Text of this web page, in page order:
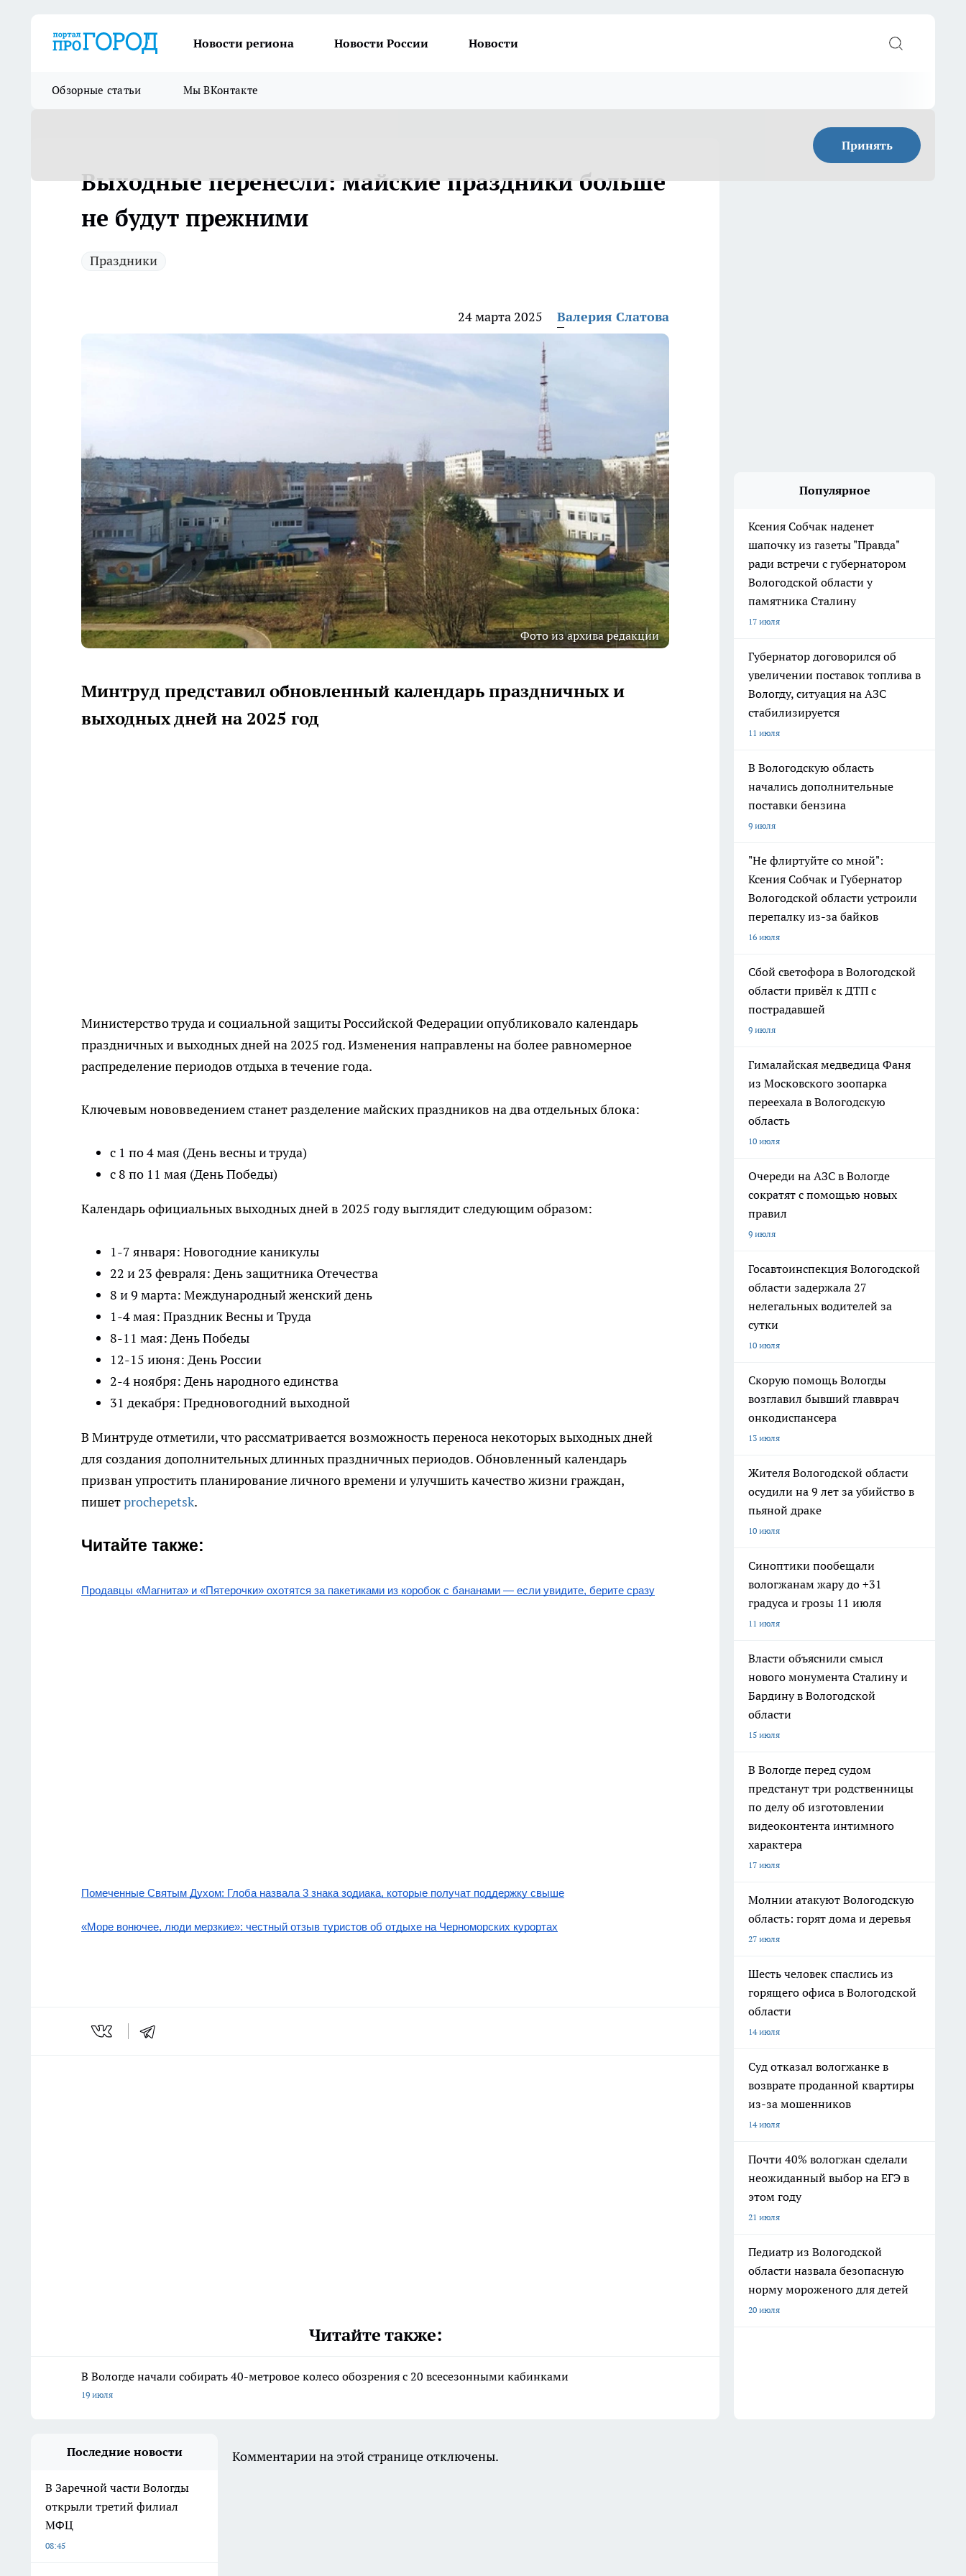
Новости региона Новости России Новости
Обзорные статьи Мы ВКонтакте
Принять
Выходные перенесли: майские праздники больше
не будут прежними
Праздники
24 марта 2025 Валерия Слатова
Фото из архива редакции
Минтруд представил обновленный календарь праздничных и
выходных дней на 2025 год
Министерство труда и социальной защиты Российской Федерации опубликовало календарь
праздничных и выходных дней на 2025 год. Изменения направлены на более равномерное
распределение периодов отдыха в течение года.
Ключевым нововведением станет разделение майских праздников на два отдельных блока:
с 1 по 4 мая (День весны и труда)
с 8 по 11 мая (День Победы)
Календарь официальных выходных дней в 2025 году выглядит следующим образом:
1-7 января: Новогодние каникулы
22 и 23 февраля: День защитника Отечества
8 и 9 марта: Международный женский день
1-4 мая: Праздник Весны и Труда
8-11 мая: День Победы
12-15 июня: День России
2-4 ноября: День народного единства
31 декабря: Предновогодний выходной
В Минтруде отметили, что рассматривается возможность переноса некоторых выходных дней
для создания дополнительных длинных праздничных периодов. Обновленный календарь
призван упростить планирование личного времени и улучшить качество жизни граждан,
пишетprochepetsk.
Читайте также:
Продавцы «Магнита» и «Пятерочки» охотятся за пакетиками из коробок с бананами — если увидите, берите сразу
Помеченные Святым Духом: Глоба назвала 3 знака зодиака, которые получат поддержку свыше
«Море вонючее, люди мерзкие»: честный отзыв туристов об отдыхе на Черноморских курортах
Читайте также:
В Вологде начали собирать 40-метровое колесо обозрения с 20 всесезонными кабинками
19 июля
Популярное
Ксения Собчак наденет
шапочку из газеты "Правда"
ради встречи с губернатором
Вологодской области у
памятника Сталину
17 июля
Губернатор договорился об
увеличении поставок топлива в
Вологду, ситуация на АЗС
стабилизируется
11 июля
В Вологодскую область
начались дополнительные
поставки бензина
9 июля
"Не флиртуйте со мной":
Ксения Собчак и Губернатор
Вологодской области устроили
перепалку из-за байков
16 июля
Сбой светофора в Вологодской
области привёл к ДТП с
пострадавшей
9 июля
Гималайская медведица Фаня
из Московского зоопарка
переехала в Вологодскую
область
10 июля
Очереди на АЗС в Вологде
сократят с помощью новых
правил
9 июля
Госавтоинспекция Вологодской
области задержала 27
нелегальных водителей за
сутки
10 июля
Скорую помощь Вологды
возглавил бывший главврач
онкодиспансера
13 июля
Жителя Вологодской области
осудили на 9 лет за убийство в
пьяной драке
10 июля
Синоптики пообещали
вологжанам жару до +31
градуса и грозы 11 июля
11 июля
Власти объяснили смысл
нового монумента Сталину и
Бардину в Вологодской
области
15 июля
В Вологде перед судом
предстанут три родственницы
по делу об изготовлении
видеоконтента интимного
характера
17 июля
Молнии атакуют Вологодскую
область: горят дома и деревья
27 июля
Шесть человек спаслись из
горящего офиса в Вологодской
области
14 июля
Суд отказал вологжанке в
возврате проданной квартиры
из-за мошенников
14 июля
Почти 40% вологжан сделали
неожиданный выбор на ЕГЭ в
этом году
21 июля
Педиатр из Вологодской
области назвала безопасную
норму мороженого для детей
20 июля
Последние новости
В Заречной части Вологды
открыли третий филиал
МФЦ
08:45
Комментарии на этой странице отключены.